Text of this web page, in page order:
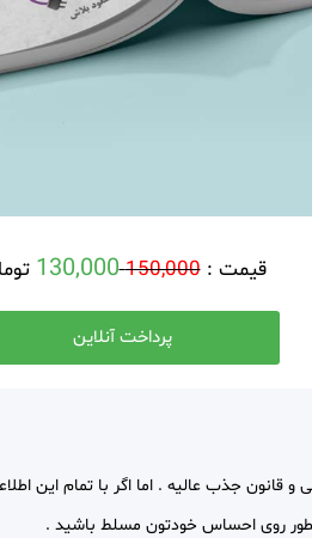
قیمت : 150,000
130,000
جذب عالیه . اما اگر با تمام این
روی احساس خودتون مسلط باشید .